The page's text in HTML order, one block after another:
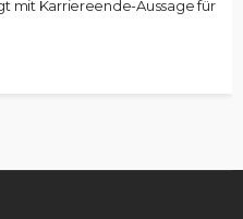
mit Karriereende-Aussage für